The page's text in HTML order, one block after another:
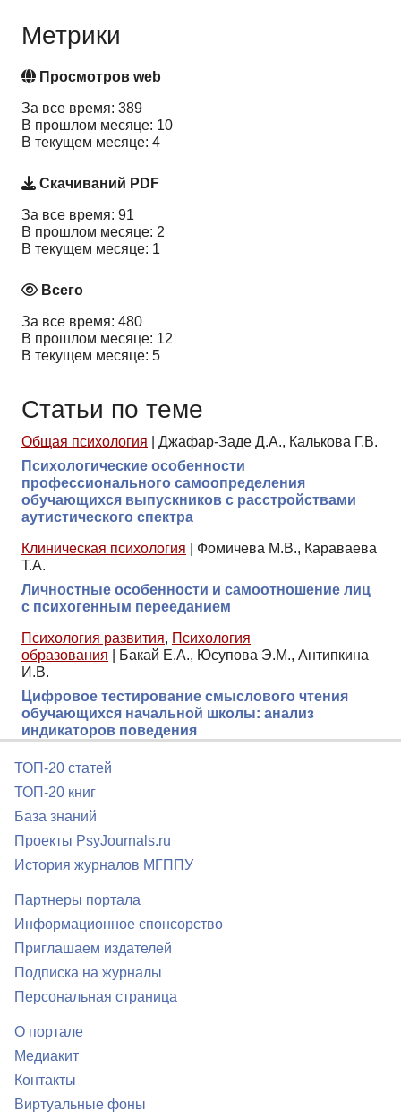
Метрики
Просмотров web
За все время: 389
В прошлом месяце: 10
В текущем месяце: 4
Скачиваний PDF
За все время: 91
В прошлом месяце: 2
В текущем месяце: 1
Всего
За все время: 480
В прошлом месяце: 12
В текущем месяце: 5
Статьи по теме
Общая психология
Джафар-Заде Д.А., Калькова Г.В.
Психологические особенности
профессионального самоопределения
обучающихся выпускников с расстройствами
аутистического спектра
Клиническая психология
Фомичева М.В., Караваева
Т.А.
Личностные особенности и самоотношение лиц
с психогенным перееданием
Психология развития, Психология
образования
Бакай Е.А., Юсупова Э.М., Антипкина
И.В.
Цифровое тестирование смыслового чтения
обучающихся начальной школы: анализ
индикаторов поведения
ТОП-20 статей
ТОП-20 книг
База знаний
Проекты PsyJournals.ru
История журналов МГППУ
Партнеры портала
Информационное спонсорство
Приглашаем издателей
Подписка на журналы
Персональная страница
О портале
Медиакит
Контакты
Виртуальные фоны